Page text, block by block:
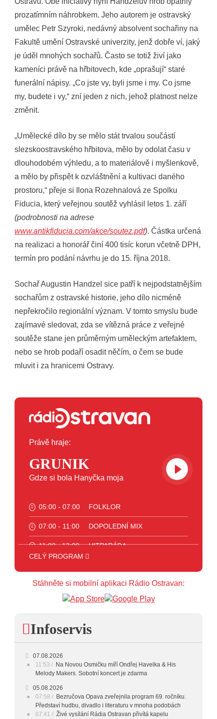
prozatímním náhrobkem. Jeho autorem je ostravský
umělec Petr Szyroki, nedávný absolvent sochařiny na
Fakultě umění Ostravské univerzity, jenž dobře ví, jaký
je úděl mnohých sochařů. Často se totiž živí jako
kameníci právě na hřbitovech, kde „oprašují“ staré
funerální nápisy. „Co jste vy, byli jsme i my. Co jsme
my, budete i vy,“ zní jeden z nich, jehož platnost nelze
změnit.
„Umělecké dílo by se mělo stát trvalou součástí
slezskoostravského hřbitova, mělo by odolat času v
dlouhodobém výhledu, a to materiálově i myšlenkově,
a mělo by přispět k ozvláštnění a kultivaci daného
prostoru,“ přeje si Ilona Rozehnalová ze Spolku
Fiducia, který veřejnou soutěž vyhlásil letos 1. září
(podrobnosti na adrese
www.antikfiducia.com/akce/soutez.pdf). Částka určená
na realizaci a honorář činí 400 tisíc korun včetně DPH,
termín pro podání návrhu je do 15. října 2018.
Sochař Augustin Handzel sice patří k nejpodstatnějším
sochařům z ostravské historie, jeho dílo nicméně
nepřekročilo regionální význam. V tomto smyslu bude
zajímavé sledovat, zda se vítězná práce z veřejné
soutěže stane jen průměrným uměleckým artefaktem,
nebo se hrob podaří osadit něčím, o čem se bude
mluvit i za hranicemi Ostravy.
Právě hraje:
GRUNIK
Gdze si bola Hanyčka moja
05:00 - 07:00 FOLKLOR
07:00 - 11:00 DOPOLEDNÍ MIX
11:00 - 12:00 HITPARÁDA
13:00 - 14:00 BLUES
14:00 - 15:00 FOLK
15:00 - 16:00
16:00 - 17:00 HARD AND HEAVY CLASSIC
17:00 - 18:00
HARD AND HEAVY
CROSSOVER
18:00 - 20:00
20:00 - 23:00 VEČERNÍ MIX
CELÝ PROGRAM
Stáhněte si mobilní aplikaci Rádio Ostravan:
Infoservis
07.08.2026
11:53
Na Novou Osmičku míří Ondřej Havelka & His
Melody Makers. Sobotní koncert je zdarma
05.08.2026
07:58
Bezručova Opava zveřejnila program 69. ročníku.
Představí hudbu, divadlo i literaturu v mnoha podobách
07:41
Živé vysílání Rádia Ostravan přivítá kapelu